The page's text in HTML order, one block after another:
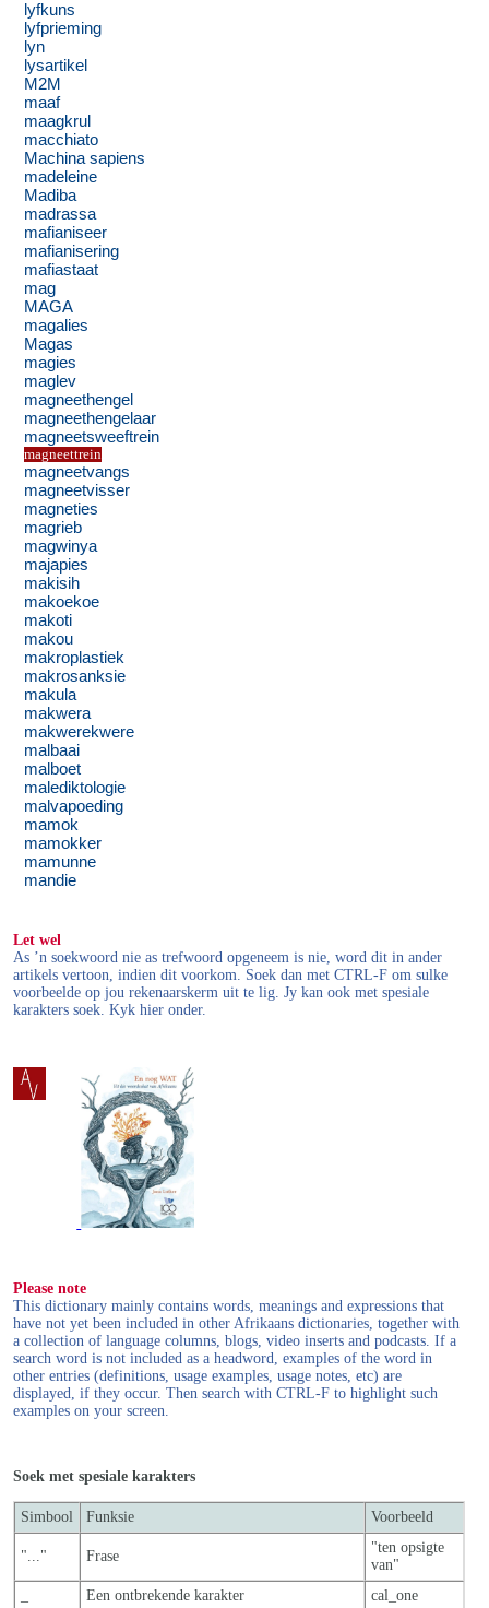
lyfkuns
lyfprieming
lyn
lysartikel
M2M
maaf
maagkrul
macchiato
Machina sapiens
madeleine
Madiba
madrassa
mafianiseer
mafianisering
mafiastaat
mag
MAGA
magalies
Magas
magies
maglev
magneethengel
magneethengelaar
magneetsweeftrein
magneettrein
magneetvangs
magneetvisser
magneties
magrieb
magwinya
majapies
makisih
makoekoe
makoti
makou
makroplastiek
makrosanksie
makula
makwera
makwerekwere
malbaai
malboet
malediktologie
malvapoeding
mamok
mamokker
mamunne
mandie
Let wel
As ’n soekwoord nie as trefwoord opgeneem is nie, word dit in ander
artikels vertoon, indien dit voorkom. Soek dan met CTRL-F om sulke
voorbeelde op jou rekenaarskerm uit te lig. Jy kan ook met spesiale
karakters soek. Kyk hier onder.
Please note
This dictionary mainly contains words, meanings and expressions that
have not yet been included in other Afrikaans dictionaries, together with
a collection of language columns, blogs, video inserts and podcasts. If a
search word is not included as a headword, examples of the word in
other entries (definitions, usage examples, usage notes, etc) are
displayed, if they occur. Then search with CTRL-F to highlight such
examples on your screen.
Soek met spesiale karakters
Simbool Funksie Voorbeeld
"..." Frase
"ten opsigte
van"
Een ontbrekende karakter cal_one